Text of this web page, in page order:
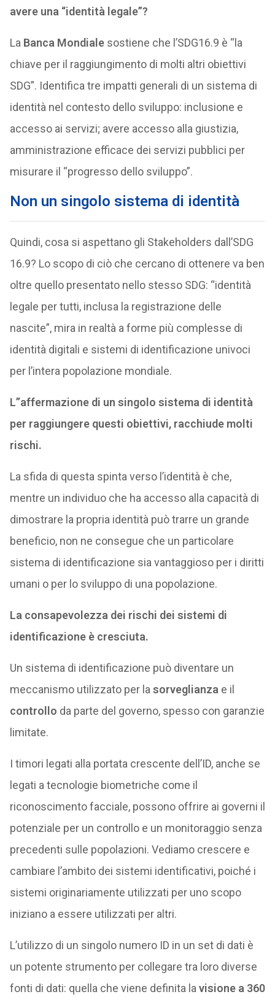
avere una “identità legale”?
La Banca Mondialesostiene che l’SDG16.9 è “la
chiave per il raggiungimento di molti altri obiettivi
SDG”. Identifica tre impatti generali di un sistema di
identità nel contesto dello sviluppo: inclusione e
accesso ai servizi; avere accesso alla giustizia,
amministrazione efficace dei servizi pubblici per
misurare il “progresso dello sviluppo”.
Non un singolo sistema di identità
Quindi, cosa si aspettano gli Stakeholders dall’SDG
16.9? Lo scopo di ciò che cercano di ottenere va ben
oltre quello presentato nello stesso SDG: “identità
legale per tutti, inclusa la registrazione delle
nascite”, mira in realtà a forme più complesse di
identità digitali e sistemi di identificazione univoci
per l’intera popolazione mondiale.
L’’affermazione di un singolo sistema di identità
per raggiungere questi obiettivi, racchiude molti
rischi.
La sfida di questa spinta verso l’identità è che,
mentre un individuo che ha accesso alla capacità di
dimostrare la propria identità può trarre un grande
beneficio, non ne consegue che un particolare
sistema di identificazione sia vantaggioso per i diritti
umani o per lo sviluppo di una popolazione.
La consapevolezza dei rischi dei sistemi di
identificazione è cresciuta.
Un sistema di identificazione può diventare un
meccanismo utilizzato per la sorveglianza e il
controllo da parte del governo, spesso con garanzie
limitate.
I timori legati alla portata crescente dell’ID, anche se
legati a tecnologie biometriche come il
riconoscimento facciale, possono offrire ai governi il
potenziale per un controllo e un monitoraggio senza
precedenti sulle popolazioni. Vediamo crescere e
cambiare l’ambito dei sistemi identificativi, poiché i
sistemi originariamente utilizzati per uno scopo
iniziano a essere utilizzati per altri.
L’utilizzo di un singolo numero ID in un set di dati è
un potente strumento per collegare tra loro diverse
fonti di dati: quella che viene definita la visione a 360